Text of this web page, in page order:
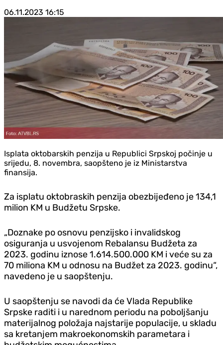
06.11.2023 16:15
Isplata oktobarskih penzija u Republici Srpskoj počinje u
srijedu, 8. novembra, saopšteno je iz Ministarstva
finansija.
Za isplatu oktobraskih penzija obezbijeđeno je 134,1
milion KM u Budžetu Srpske.
„Doznake po osnovu penzijsko i invalidskog
osiguranja u usvojenom Rebalansu Budžeta za
2023. godinu iznose 1.614.500.000 KM i veće su za
70 miliona KM u odnosu na Budžet za 2023. godinu“,
navedeno je u saopštenju.
U saopštenju se navodi da će Vlada Republike
Srpske raditi i u narednom periodu na poboljšanju
materijalnog položaja najstarije populacije, u skladu
sa kretanjem makroekonomskih parametara i